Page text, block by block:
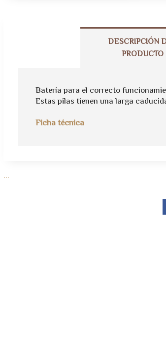
DESCRIPCIÓN
PRODUCTO
Batería para el correcto
Estas pilas tienen una larga
Ficha técnica
...